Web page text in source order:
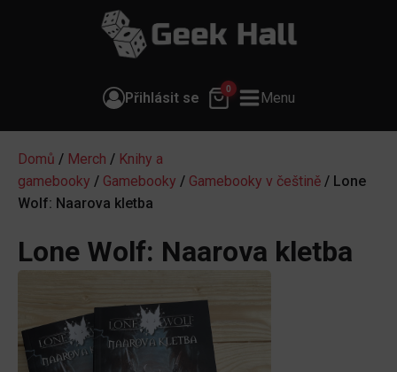
Přihlásit se
0
Menu
Domů / Merch / Knihy a
gamebooky / Gamebooky / Gamebooky v češtině / Lone
Wolf: Naarova kletba
Lone Wolf: Naarova kletba